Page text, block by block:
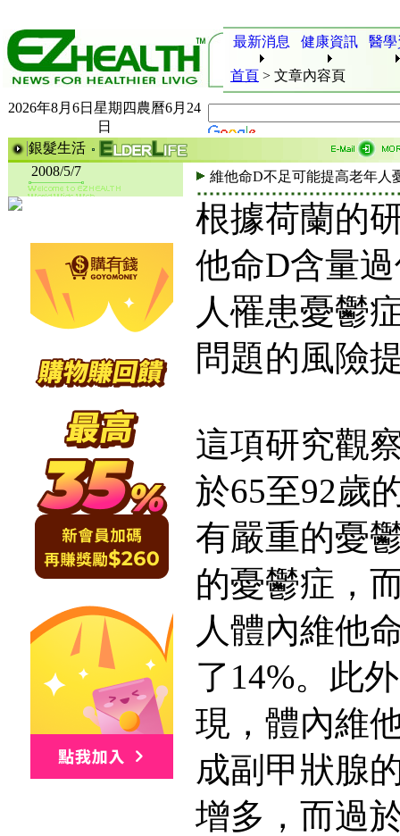
最新消息 健康資訊 醫
首頁 > 文章內容頁
2026年8月6日星期四農曆6月24
日
銀髮生活
2008/5/7
維他命D不足可能提高老年人
根據荷蘭的
他命D含量
人罹患憂鬱
問題的風險
這項研究觀
於65至92歲
有嚴重的憂
的憂鬱症，
人體內維他
了14%。此
現，體內維
成副甲狀腺
增多，而過